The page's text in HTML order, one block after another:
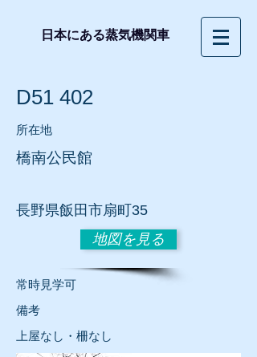
日本にある蒸気機関車
D51 402
所在地
橋南公民館
長野県飯田市扇町35
地図を見る
常時見学可
​備考
上屋なし・柵なし